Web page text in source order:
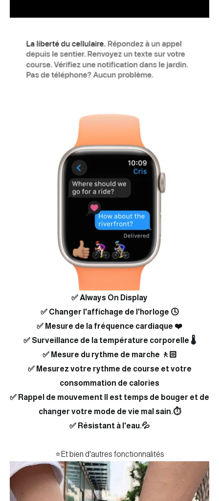
✅ Always On Display
✅ Changer l'affichage de l'horloge 🕓
✅ Mesure de la fréquence cardiaque ❤️
✅ Surveillance de la température corporelle 🌡
✅ Mesure du rythme de marche 🚶🏻
✅ Mesurez votre rythme de course et votre
consommation de calories
✅ Rappel de mouvement Il est temps de bouger et de
changer votre mode de vie mal sain.⏱
✅ Résistant à l'eau.💦
⭐️Et bien d'autres fonctionnalités